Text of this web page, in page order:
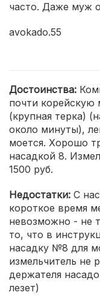
часто. Даже муж
avokado.55
Достоинства:
почти
(крупная терка)
около минуты),
моется. Хорошо
насадкой 8.
1500 руб.
Недостатки: С
короткое время
невозможно - не
то, что в
насадку №8 для
измельчитель не
держателя
лезет)